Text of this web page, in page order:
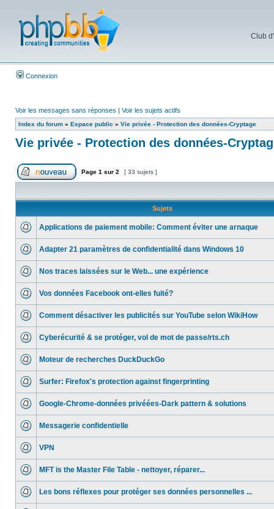
Club
Connexion
Voir les messages sans réponses | Voir les sujets actifs
Index du forum » Espace public » Vie privée - Protection des données-Cryptage
Vie privée - Protection des données-
Page 1 sur 2 [ 33 sujets ]
Sujets
Applications de paiement mobile: Comment éviter une arnaque
Adapter 21 paramètres de confidentialité dans Windows 10
Nos traces laissées sur le Web... une expérience
Vos données Facebook ont-elles fuité?
Comment désactiver les publicités sur YouTube selon WikiHow
Cyberécurité & se protéger, vol de mot de passe/rts.ch
Moteur de recherches DuckDuckGo
Surfer: Firefox's protection against fingerprinting
Google-Chrome-données privéées-Dark pattern & solutions
Messagerie confidentielle
VPN
MFT is the Master File Table - nettoyer, réparer...
Les bons réflexes pour protéger ses données personnelles ...